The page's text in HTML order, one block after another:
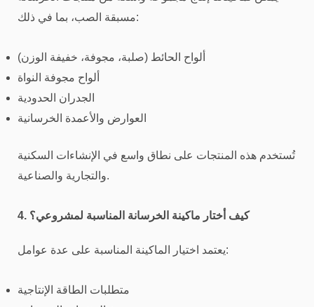
مسبقة الصب، بما في ذلك:
ألواح الحائط (صلبة، مجوفة، خفيفة الوزن)
ألواح مجوفة النواة
الجدران الحدودية
العوارض والأعمدة الخرسانية
تُستخدم هذه المنتجات على نطاق واسع في الإنشاءات السكنية
والتجارية والصناعية.
4. كيف أختار ماكينة الخرسانة المناسبة لمشروعي؟
يعتمد اختيار الماكينة المناسبة على عدة عوامل:
متطلبات الطاقة الإنتاجية